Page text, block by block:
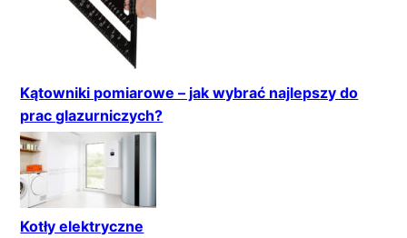
Kątowniki pomiarowe – jak wybrać najlepszy do
prac glazurniczych?
Kotły elektryczne